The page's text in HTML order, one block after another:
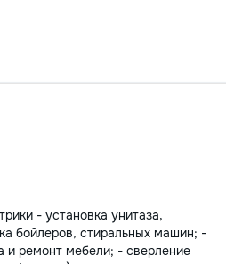
- установка унитаза,
бойлеров, стиральных машин; -
и ремонт мебели; - сверление